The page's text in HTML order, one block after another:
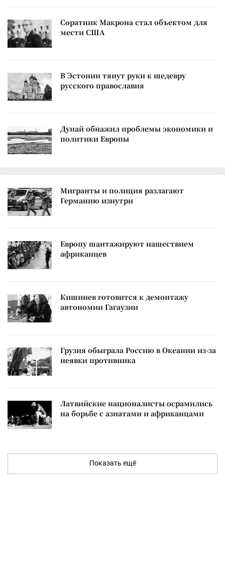
Соратник Макрона стал объектом для
мести США
В Эстонии тянут руки к шедевру
русского православия
Дунай обнажил проблемы экономики и
политики Европы
Мигранты и полиция разлагают
Германию изнутри
Европу шантажируют нашествием
африканцев
Кишинев готовится к демонтажу
автономии Гагаузии
Грузия обыграла Россию в Океании из-за
неявки противника
Латвийские националисты осрамились
на борьбе с азиатами и африканцами
Показать ещё